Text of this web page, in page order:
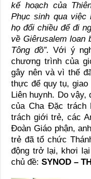
kế hoạch của
Phục sinh qua việc
họ đổi chiều để đi
về Giêrusalem loan
Tông đồ”. Với ý
chương trình của
gây nên và vì thế
thực để quy tụ,
Liên huynh. Do
của Cha Đặc trách
trách giới trẻ, các
Đoàn Giáo phận,
trẻ đã tổ chức
động trở lại, khơi
chủ đề:SYNOD –